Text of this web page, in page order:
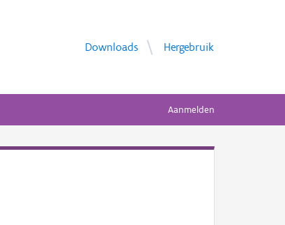
Downloads Hergebruik
Aanmelden